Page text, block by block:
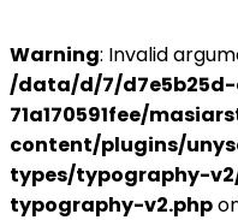
Warning: Invalid
/data/d/7/
71a170591fee/
content/plugins/
types/typography-
typography-v2.php